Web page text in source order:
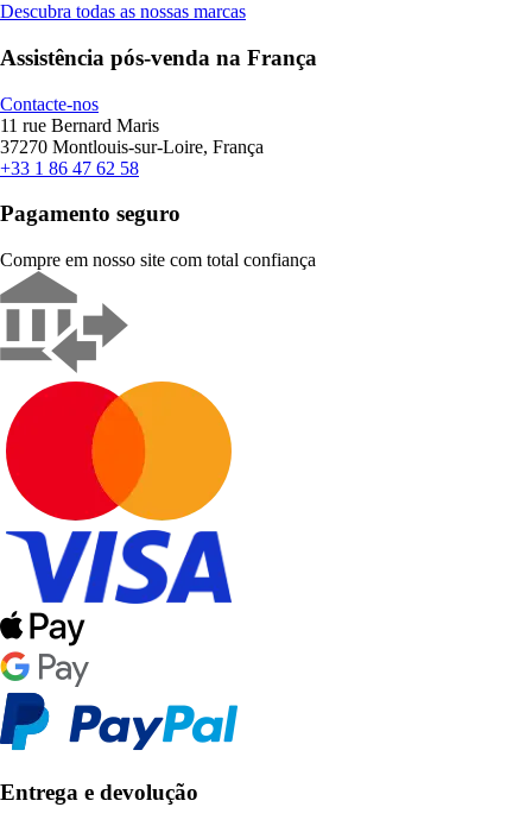
Descubra todas as nossas marcas
Assistência pós-venda na França
Contacte-nos
11 rue Bernard Maris
37270 Montlouis-sur-Loire, França
+33 1 86 47 62 58
Pagamento seguro
Compre em nosso site com total confiança
Entrega e devolução